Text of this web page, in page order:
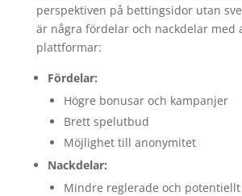
perspektiven på bettingsidor utan
är några fördelar och nackdelar med
plattformar:
Fördelar:
Högre bonusar och kampanjer
Brett spelutbud
Möjlighet till anonymitet
Nackdelar:
Mindre reglerade och